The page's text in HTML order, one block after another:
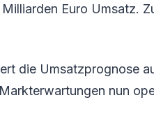
Euro Umsatz.
die Umsatzprognose
nun